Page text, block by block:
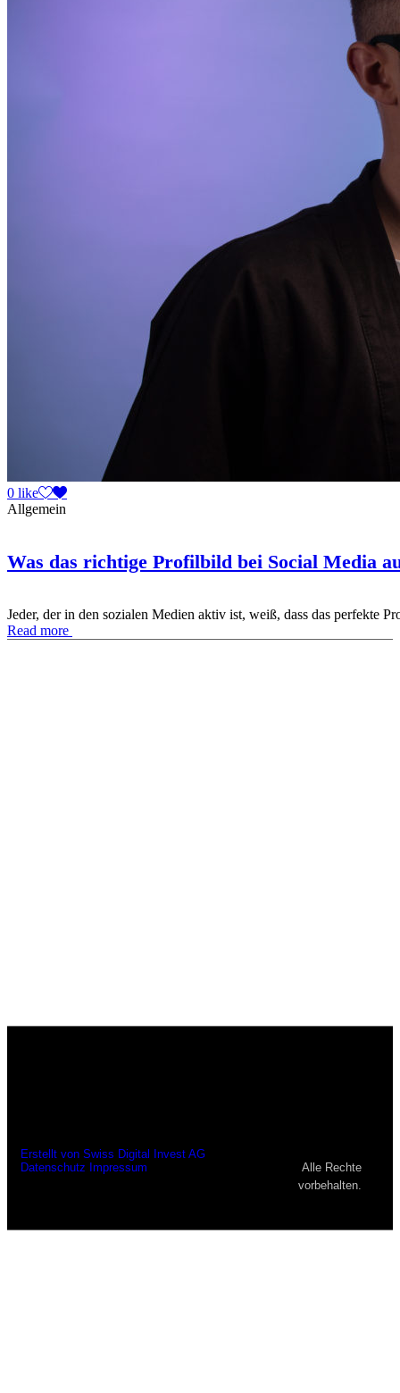
0 like
Allgemein
Was das richtige Profilbild bei Social Media
Jeder, der in den sozialen Medien aktiv ist, weiß, dass das perfekte
Read more
Erstellt von Swiss Digital Invest AG
Datenschutz Impressum
Alle Rechte
vorbehalten.